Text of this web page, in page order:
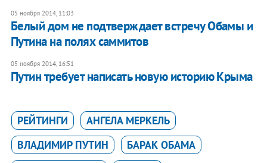
05 ноября 2014, 11:03
Белый дом не подтверждает встречу Обамы и
Путина на полях саммитов
05 ноября 2014, 16:51
Путин требует написать новую историю Крыма
РЕЙТИНГИ
АНГЕЛА МЕРКЕЛЬ
ВЛАДИМИР ПУТИН
БАРАК ОБАМА